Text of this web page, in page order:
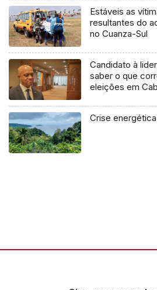
Estáveis as
resultantes do
no Cuanza-Sul
Candidato à
saber o que
eleições em
Crise